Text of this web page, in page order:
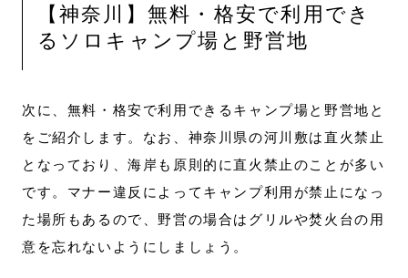
【神奈川】無料・格安で利用でき
るソロキャンプ場と野営地
次に、無料・格安で利用できるキャンプ場と野営地と
をご紹介します。なお、神奈川県の河川敷は直火禁止
となっており、海岸も原則的に直火禁止のことが多い
です。マナー違反によってキャンプ利用が禁止になっ
た場所もあるので、野営の場合はグリルや焚火台の用
意を忘れないようにしましょう。